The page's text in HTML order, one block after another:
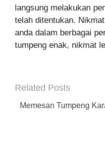
langsung melakukan
telah ditentukan.
anda dalam berbagai
tumpeng enak, nikmat
Related Posts
Memesan Tumpeng